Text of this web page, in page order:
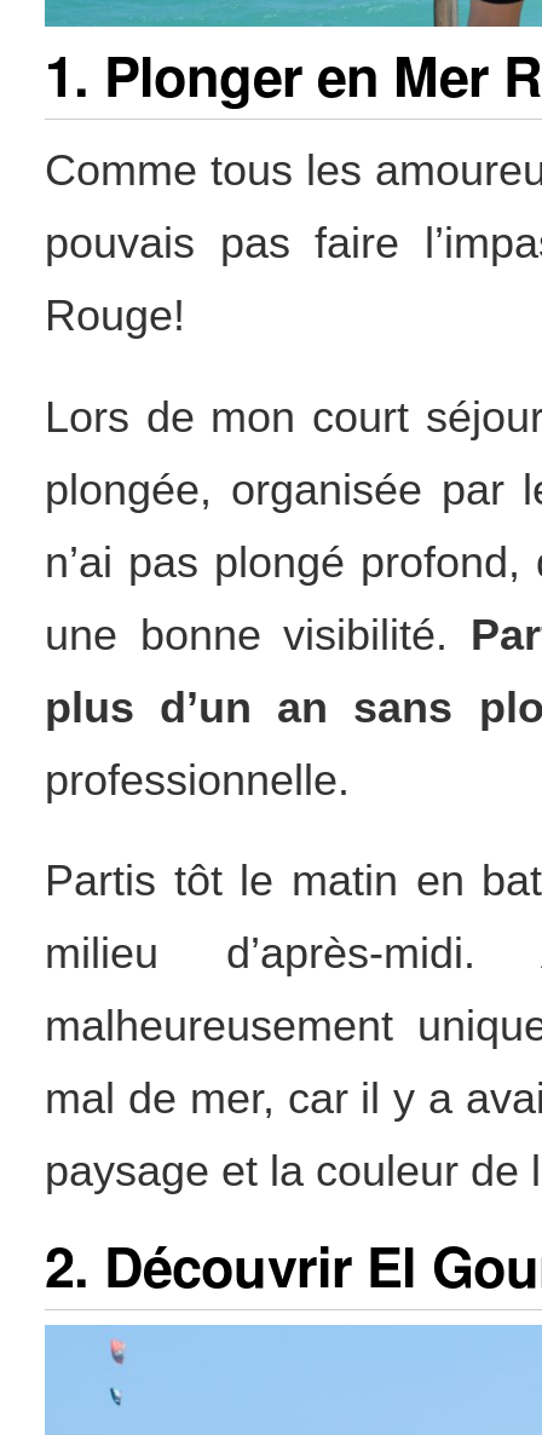
1. Plonger en Mer
Comme tous les
pouvais pas faire
Rouge!
Lors de mon court
plongée, organisée
n’ai pas plongé
une bonne visibilité.
plus d’un an sans
professionnelle.
Partis tôt le matin en
milieu d’après-
malheureusement
mal de mer, car il y a
paysage et la couleur de
2. Découvrir El